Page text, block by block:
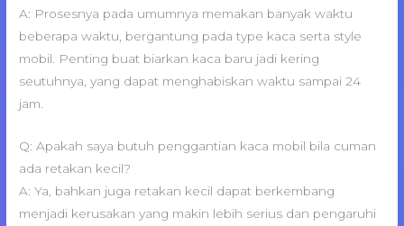
A: Prosesnya pada umumnya memakan banyak waktu
beberapa waktu, bergantung pada type kaca serta style
mobil. Penting buat biarkan kaca baru jadi kering
seutuhnya, yang dapat menghabiskan waktu sampai 24
jam.
Q: Apakah saya butuh penggantian kaca mobil bila cuman
ada retakan kecil?
A: Ya, bahkan juga retakan kecil dapat berkembang
menjadi kerusakan yang makin lebih serius dan pengaruhi